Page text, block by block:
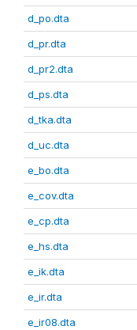
d_po.dta
d_pr.dta
d_pr2.dta
d_ps.dta
d_tka.dta
d_uc.dta
e_bo.dta
e_cov.dta
e_cp.dta
e_hs.dta
e_ik.dta
e_ir.dta
e_ir08.dta